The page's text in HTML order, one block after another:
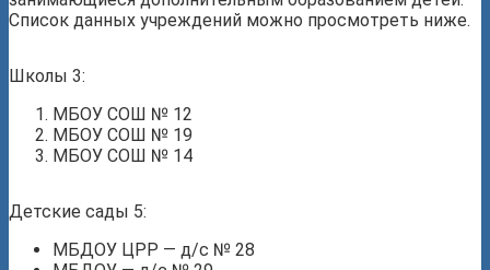
Список данных учреждений можно просмотреть ниже.
Школы 3:
МБОУ СОШ № 12
МБОУ СОШ № 19
МБОУ СОШ № 14
Детские сады 5:
МБДОУ ЦРР — д/с № 28